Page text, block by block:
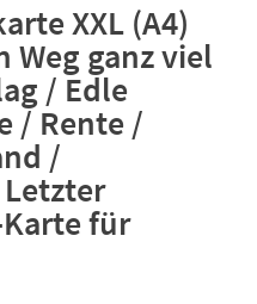
XXL (A4)
Weg ganz viel
/ Edle
/ Rente /
/
für